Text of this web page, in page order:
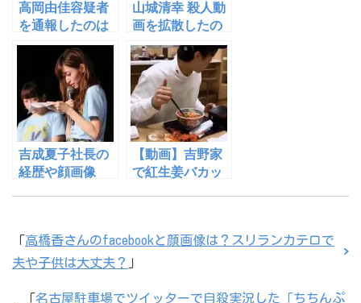
高岡由佳容疑者
を通報したのは
誰？
山城清幸 殺人動
画を拡散したの
は誰？ツイッタ
ーアカウント
は？
吉成夏子社長の
経歴や顔画像
か！？
【動画】吉野家
で紅生姜バカッ
「高橋香さんのfacebookと顔画像は？スリランカテロで
夫や子供は大丈夫？ 」
「名古屋駐車場でツイッターで自殺実況した「ちちんぷ